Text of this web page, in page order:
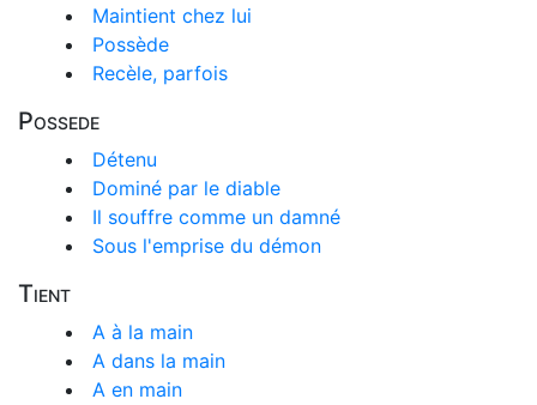
Maintient chez lui
Possède
Recèle, parfois
Possede
Détenu
Dominé par le diable
Il souffre comme un damné
Sous l'emprise du démon
Tient
A à la main
A dans la main
A en main